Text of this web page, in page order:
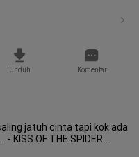
Unduh Komentar
jatuh cinta tapi kok ada
- KISS OF THE SPIDER